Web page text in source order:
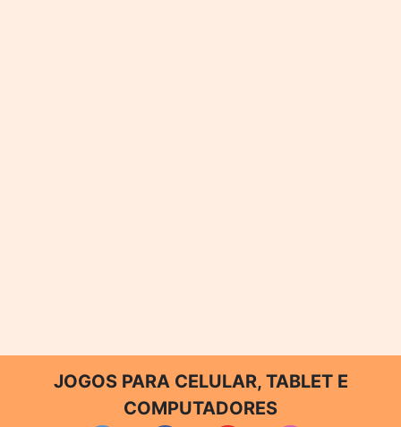
JOGOS PARA CELULAR, TABLET E
COMPUTADORES